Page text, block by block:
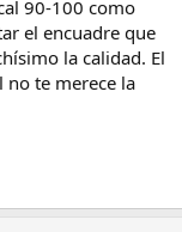
90-100 como
el encuadre que
la calidad. El
no te merece la